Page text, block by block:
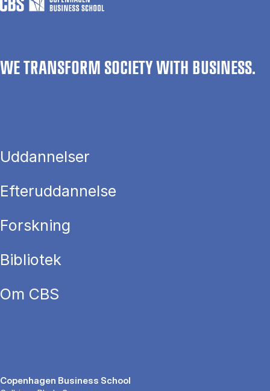
WE TRANSFORM SOCIETY WITH BUSINESS.
Uddannelser
Efteruddannelse
Forskning
Bibliotek
Om CBS
Copenhagen Business School